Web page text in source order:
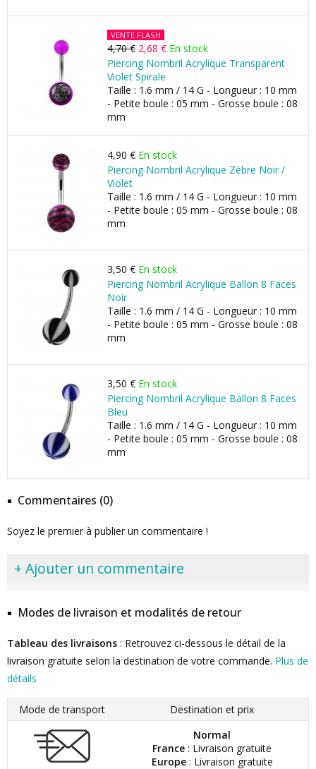
VENTE FLASH
4,70 € 2,68 € En stock
Piercing Nombril Acrylique Transparent
Violet Spirale
Taille : 1.6 mm / 14 G - Longueur : 10 mm
- Petite boule : 05 mm - Grosse boule : 08
mm
4,90 € En stock
Piercing Nombril Acrylique Zèbre Noir /
Violet
Taille : 1.6 mm / 14 G - Longueur : 10 mm
- Petite boule : 05 mm - Grosse boule : 08
mm
3,50 € En stock
Piercing Nombril Acrylique Ballon 8 Faces
Noir
Taille : 1.6 mm / 14 G - Longueur : 10 mm
- Petite boule : 05 mm - Grosse boule : 08
mm
3,50 € En stock
Piercing Nombril Acrylique Ballon 8 Faces
Bleu
Taille : 1.6 mm / 14 G - Longueur : 10 mm
- Petite boule : 05 mm - Grosse boule : 08
mm
Commentaires (0)
Soyez le premier à publier un commentaire !
+ Ajouter un commentaire
Modes de livraison et modalités de retour
Tableau des livraisons : Retrouvez ci-dessous le détail de la
livraison gratuite selon la destination de votre commande. Plus de
détails
Mode de transport
Destination et prix
Normal
France : Livraison gratuite
Europe: Livraison gratuite